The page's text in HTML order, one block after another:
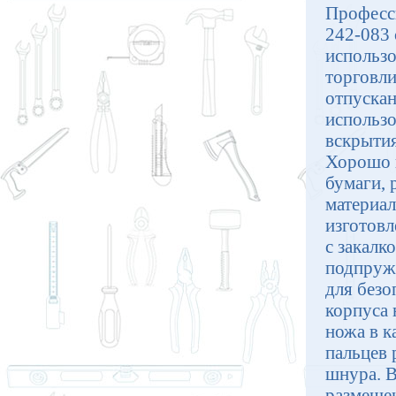
242-083
Хорошо
бумаги,
с
для
корпуса
ножа в
пальцев
шнура. В